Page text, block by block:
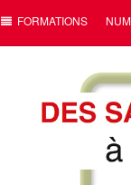
FORMATIONS